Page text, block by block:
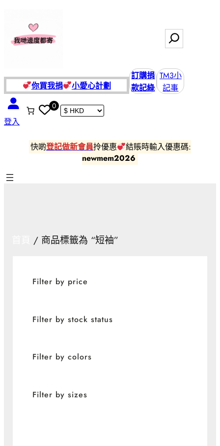
你買我捐 小愛心計劃
訂購捐
款記綠
TM3小
記事
登入
0
快啲登記做新會員拎優惠
結賬時輸入優惠碼:
newmem2026
/ 商品標籤為 “短袖”
Filter by price
Filter by stock status
Filter by colors
Filter by sizes